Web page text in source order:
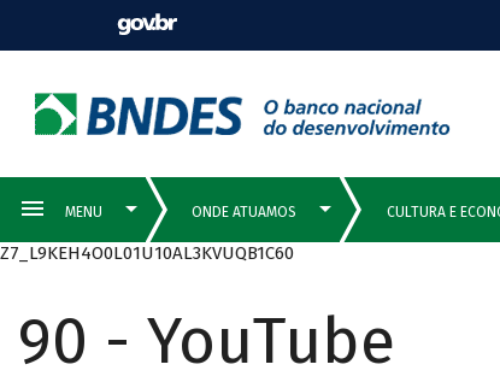
Z7_L9KEH4O0L01U10AL3KVUQB1C60
90 - YouTube